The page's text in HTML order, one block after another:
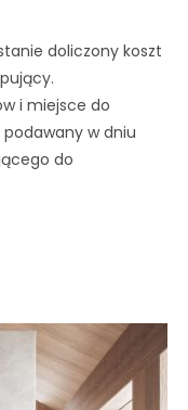
doliczony koszt
i miejsce do
w dniu
do